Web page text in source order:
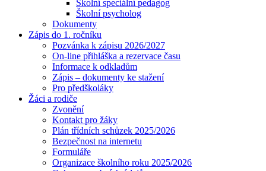
Školní speciální pedagog
Školní psycholog
Dokumenty
Zápis do 1. ročníku
Pozvánka k zápisu 2026/2027
On-line přihláška a rezervace času
Informace k odkladům
Zápis – dokumenty ke stažení
Pro předškoláky
Žáci a rodiče
Zvonění
Kontakt pro žáky
Plán třídních schůzek 2025/2026
Bezpečnost na internetu
Formuláře
Organizace školního roku 2025/2026